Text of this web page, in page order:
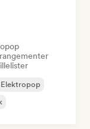
Elektropop